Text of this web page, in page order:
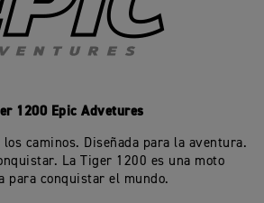
1200 Epic Advetures
los caminos. Diseñada para la aventura.
La Tiger 1200 es una moto
para conquistar el mundo.